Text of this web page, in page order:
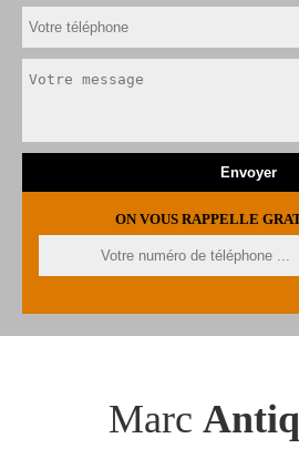
ON VOUS RAPPELLE
Marc